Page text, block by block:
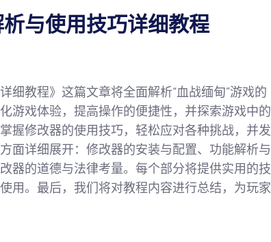
与使用技巧详细教程
细教程》这篇文章将全面解析“血战缅甸”游戏的
游戏体验，提高操作的便捷性，并探索游戏中的
握修改器的使用技巧，轻松应对各种挑战，并发
面详细展开：修改器的安装与配置、功能解析与
器的道德与法律考量。每个部分将提供实用的技
用。最后，我们将对教程内容进行总结，为玩家